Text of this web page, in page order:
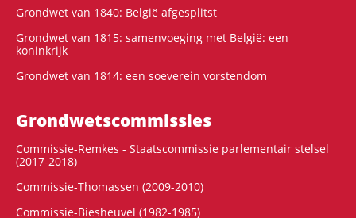
Grondwet van 1840: België afgesplitst
Grondwet van 1815: samenvoeging met België: een
koninkrijk
Grondwet van 1814: een soeverein vorstendom
Grondwets­commissies
Commissie-Remkes - Staatscommissie parlementair stelsel
(2017-2018)
Commissie-Thomassen (2009-2010)
Commissie-Biesheuvel (1982-1985)